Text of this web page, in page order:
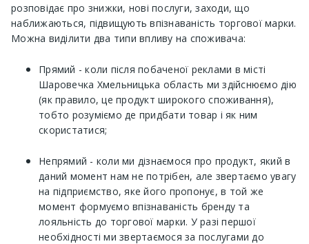
розповідає про знижки, нові послуги, заходи, що
наближаються, підвищують впізнаваність торгової марки.
Можна виділити два типи впливу на споживача:
Прямий - коли після побаченої реклами в місті
Шаровечка Хмельницька область ми здійснюємо дію
(як правило, це продукт широкого споживання),
тобто розуміємо де придбати товар і як ним
скористатися;
Непрямий - коли ми дізнаємося про продукт, який в
даний момент нам не потрібен, але звертаємо увагу
на підприємство, яке його пропонує, в той же
момент формуємо впізнаваність бренду та
лояльність до торгової марки. У разі першої
необхідності ми звертаємося за послугами до